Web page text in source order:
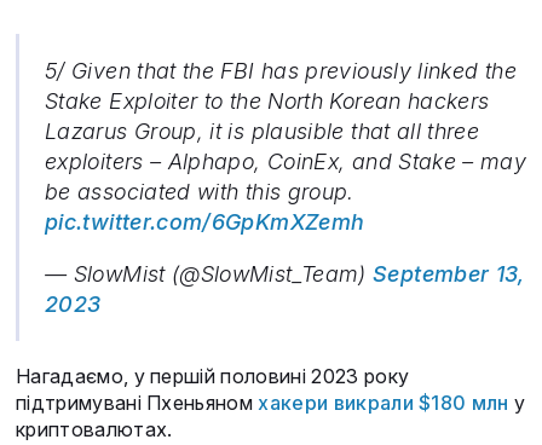
5/ Given that the FBI has previously linked the
Stake Exploiter to the North Korean hackers
Lazarus Group, it is plausible that all three
exploiters – Alphapo, CoinEx, and Stake – may
be associated with this group.
pic.twitter.com/6GpKmXZemh
— SlowMist (@SlowMist_Team)September 13,
2023
Нагадаємо, у першій половині 2023 року
підтримувані Пхеньяномхакери викрали $180 млн у
криптовалютах.